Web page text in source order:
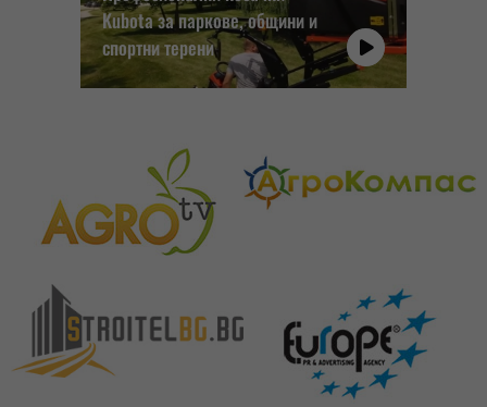
Kubota за паркове, общини и
спортни терени